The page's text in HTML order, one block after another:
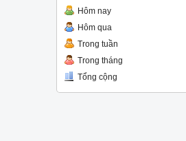
Hôm nay
Hôm qua
Trong tuần
Trong tháng
Tổng cộng